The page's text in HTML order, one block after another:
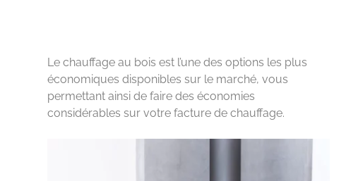
Le chauffage au bois est l’une des options les plus
économiques disponibles sur le marché, vous
permettant ainsi de faire des économies
considérables sur votre facture de chauffage.